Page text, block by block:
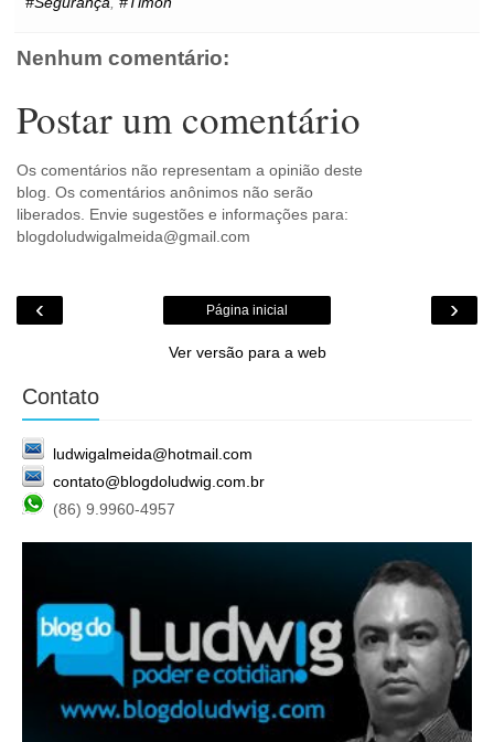
t
Nenhum comentário:
Postar um comentário
Os comentários não representam a opinião deste
blog. Os comentários anônimos não serão
liberados. Envie sugestões e informações para:
blogdoludwigalmeida@gmail.com
‹ ›
Página inicial
Ver versão para a web
Contato
ludwigalmeida@hotmail.com
contato@blogdoludwig.com.br
(86) 9.9960-4957